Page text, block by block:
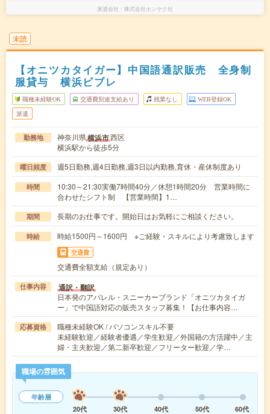
派遣会社 株式会社ホンヤク社
未読
【オニツカタイガー】中国語通訳販売 全身制
服貸与 横浜ビブレ
職種未経験OK 交通費別途支給あり 残業なし WEB登録OK
派遣
勤務地 神奈川県横浜市西区
横浜駅から徒歩5分
曜日頻度 週5日勤務,週4日勤務,週3日以内勤務,育休・産休制度あり
時間
10:30～21:30実働7時間40分／休憩1時間20分 営業時間に
合わせたシフト制 【営業時間】1…
期間 長期のお仕事です。開始日はお気軽にご相談ください。
時給 時給1500円～1600円 ※ご経験・スキルにより考慮致します
交通費
交通費全額支給（規定あり）
仕事内容 通訳・翻訳
日本発のアパレル・スニーカーブランド「オニツカタイガ
ー」で中国語対応の販売スタッフ募集！【お仕事内容…
応募資格
職種未経験OK / パソコンスキル不要
未経験歓迎／経験者優遇／学生歓迎／外国籍の方活躍中／主
婦・主夫歓迎／第二新卒歓迎／フリーター歓迎／学…
職場の雰囲気
年齢層
20代
30代 40代 50代 60代